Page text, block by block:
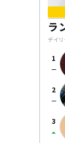
ラ
デイ
1
check_indeterminate_small
2
check_indeterminate_small
3
arrow_drop_up